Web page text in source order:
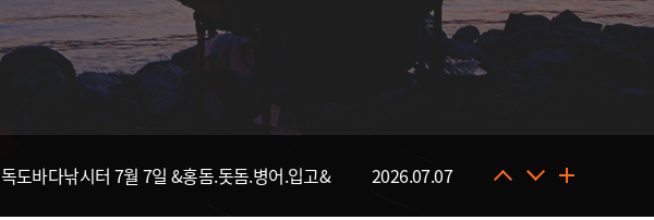
독도바다낚시터 7월 7일 &홍돔.돗돔.병어.입고& 2026.07.07
독도바다낚시터 7월 30일 & 자바리입고&
독도바다낚시터 7월 7일 &홍돔.돗돔.병어.입고& 2026.07.07